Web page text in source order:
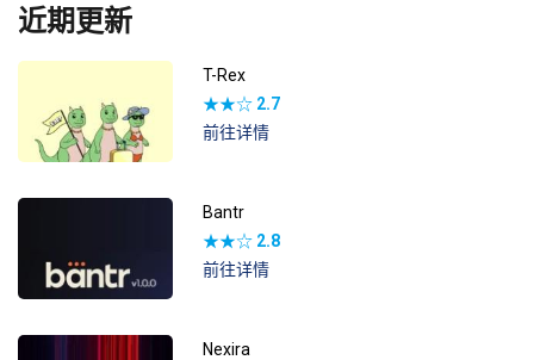
近期更新
T-Rex
★★☆ 2.7
前往详情
Bantr
★★☆ 2.8
前往详情
Nexira